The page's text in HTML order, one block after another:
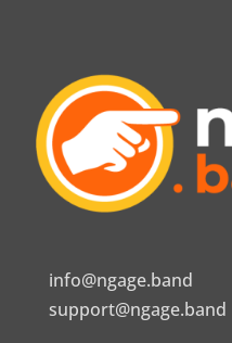
info@ngage.band
support@ngage.band